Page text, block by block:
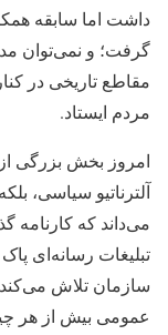
داشت اما سابقه
گرفت؛ و نمی‌توان
مقاطع تاریخی در
مردم ایستاد.
امروز بخش بزرگی
آلترناتیو سیاسی،
می‌داند که کارنامه
تبلیغات رسانه‌ای
سازمان تلاش
عمومی بیش از هر